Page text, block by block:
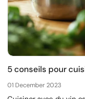
5 conseils pour
01 December 2023